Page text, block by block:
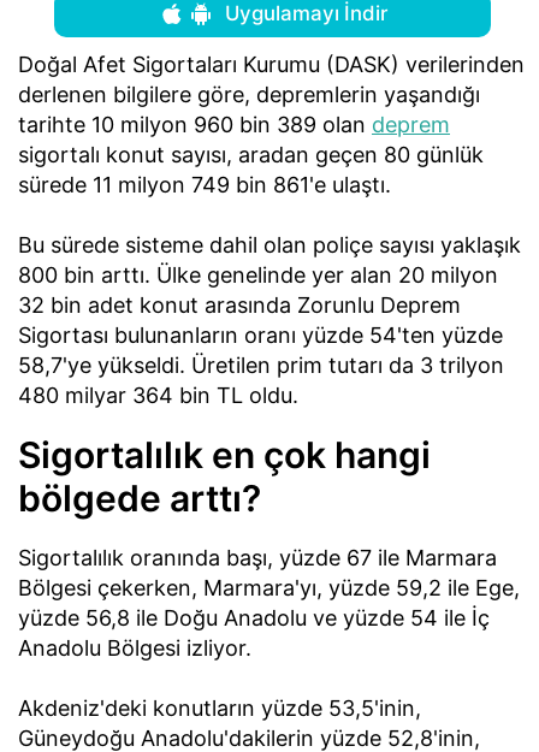
Uygulamayı İndir
Doğal Afet Sigortaları Kurumu (DASK) verilerinden
derlenen bilgilere göre, depremlerin yaşandığı
tarihte 10 milyon 960 bin 389 olan deprem
sigortalı konut sayısı, aradan geçen 80 günlük
sürede 11 milyon 749 bin 861'e ulaştı.
Bu sürede sisteme dahil olan poliçe sayısı yaklaşık
800 bin arttı. Ülke genelinde yer alan 20 milyon
32 bin adet konut arasında Zorunlu Deprem
Sigortası bulunanların oranı yüzde 54'ten yüzde
58,7'ye yükseldi. Üretilen prim tutarı da 3 trilyon
480 milyar 364 bin TL oldu.
Sigortalılık en çok hangi
bölgede arttı?
Sigortalılık oranında başı, yüzde 67 ile Marmara
Bölgesi çekerken, Marmara'yı, yüzde 59,2 ile Ege,
yüzde 56,8 ile Doğu Anadolu ve yüzde 54 ile İç
Anadolu Bölgesi izliyor.
Akdeniz'deki konutların yüzde 53,5'inin,
Güneydoğu Anadolu'dakilerin yüzde 52,8'inin,